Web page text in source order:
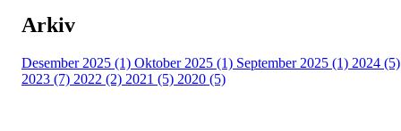
Arkiv
Desember 2025 (1) Oktober 2025 (1) September 2025 (1) 2024 (5)
2023 (7) 2022 (2) 2021 (5) 2020 (5)